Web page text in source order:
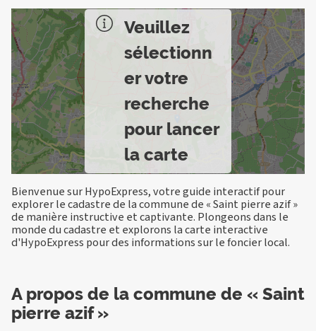
Veuillez
sélectionn
er votre
recherche
pour lancer
la carte
Bienvenue sur HypoExpress, votre guide interactif pour
explorer le cadastre de la commune de « Saint pierre azif »
de manière instructive et captivante. Plongeons dans le
monde du cadastre et explorons la carte interactive
d'HypoExpress pour des informations sur le foncier local.
A propos de la commune de « Saint
pierre azif »